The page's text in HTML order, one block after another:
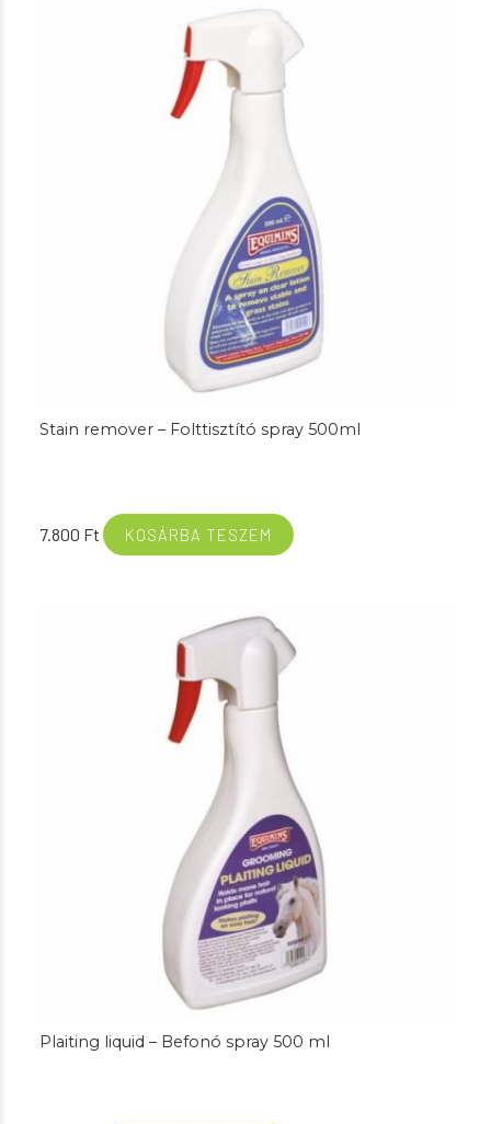
Stain remover – Folttisztító spray 500ml
7.800 Ft KOSÁRBA TESZEM
Plaiting liquid – Befonó spray 500 ml